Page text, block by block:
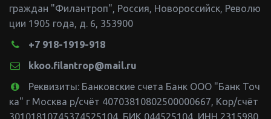
граждан "Филантроп", Россия, Новороссийск, Револю
ции 1905 года, д. 6, 353900
+7 918-1919-918
kkoo.filantrop@mail.ru
Реквизиты: Банковские счета Банк ООО "Банк Точ
ка" г Москва р/счёт 40703810802500000667, Кор/счёт
30101810745374525104 ,БИК 044525104, ИНН 2315980